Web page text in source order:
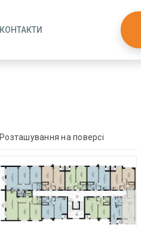
КОНТАКТИ
Розташування на поверсі